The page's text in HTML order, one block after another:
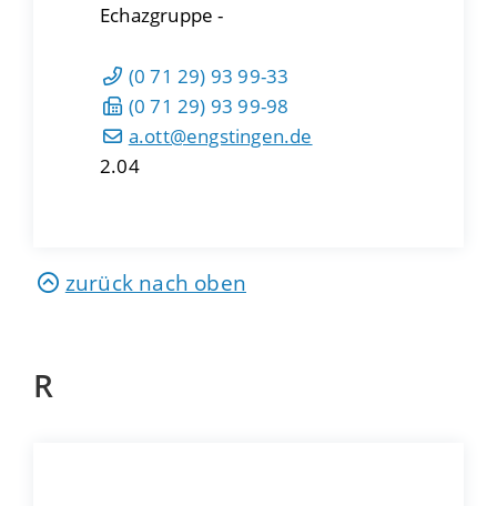
Echazgruppe -
(0 71 29) 93 99-33
(0 71 29) 93 99-98
a.ott@engstingen.de
2.04
zurück nach oben
R